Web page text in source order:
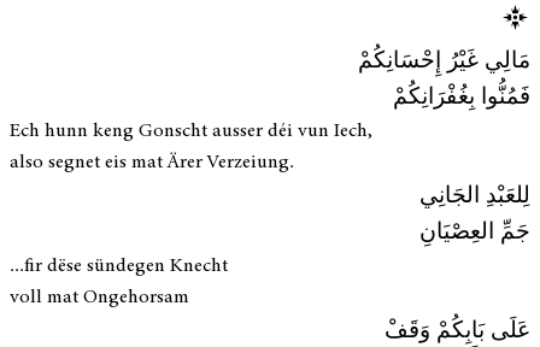
مَالِي غَيْرُ إِحْسَانِكُمْ
فَمُنُّوا بِغُفْرَانِكُمْ
Ech hunn keng Gonscht ausser déi vun Iech,
also segnet eis mat Ärer Verzeiung.
لِلعَبْدِ الجَانِي
جَمِّ العِصْيَانِ
...fir dëse sündegen Knecht
voll mat Ongehorsam
عَلَى بَابِكُمْ وَقَفْ